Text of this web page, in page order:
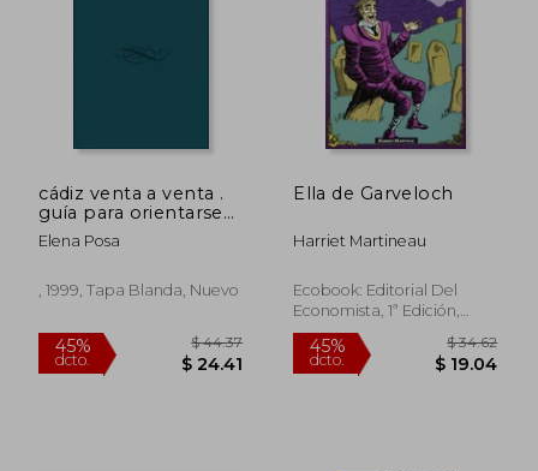
cádiz venta a venta .
guía para orientarse
entre las más de 300
ventas de la provincia
evolución , vivencias
Elena Posa
, 1999, Tapa Blanda, Nuevo
Ella de Garveloch
Harriet Martineau
Ecobook: Editorial Del
Economista, 1ª Edición,
Tapa Blanda, Nuevo